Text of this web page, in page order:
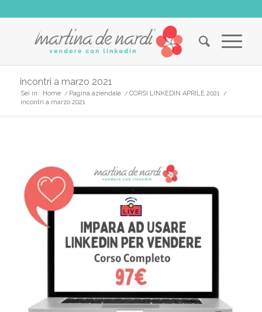
incontri a marzo 2021
Sei in: Home / Pagina aziendale / CORSI LINKEDIN APRILE 2021 /
incontri a marzo 2021